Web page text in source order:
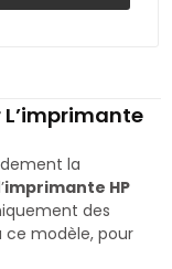
L’imprimante
la
imprimante HP
des
modèle, pour